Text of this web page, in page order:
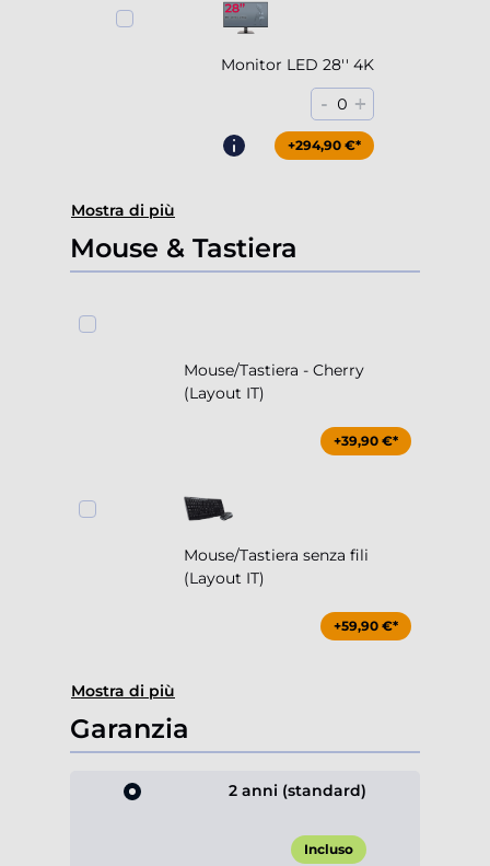
Monitor LED 28'' 4K
- 0 +
+294,90 €*
Mostra di più
Mouse & Tastiera
Mouse/Tastiera - Cherry
(Layout IT)
+39,90 €*
Mouse/Tastiera senza fili
(Layout IT)
+59,90 €*
Mostra di più
Garanzia
2 anni (standard)
Incluso